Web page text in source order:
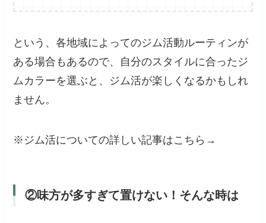
という、各地域によってのジム活動ルーティンが
ある場合もあるので、自分のスタイルに合ったジ
ムカラーを選ぶと、ジム活が楽しくなるかもしれ
ません。
※ジム活についての詳しい記事はこちら→
②味方が多すぎて置けない！そんな時は